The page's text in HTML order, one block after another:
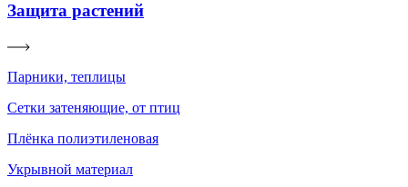
Защита растений
Парники, теплицы
Сетки затеняющие, от птиц
Плёнка полиэтиленовая
Укрывной материал